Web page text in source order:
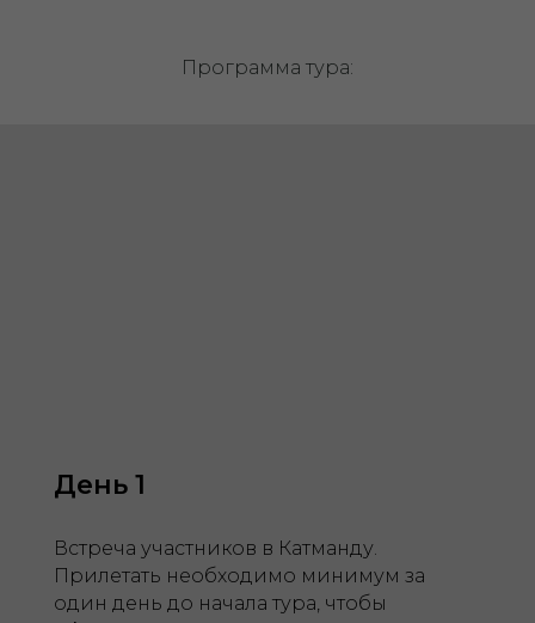
Программа тура:
День 1
Встреча участников в Катманду.
Прилетать необходимо минимум за
один день до начала тура, чтобы